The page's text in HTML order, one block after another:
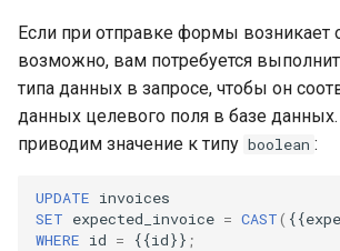
Если при отправке формы возникает
возможно, вам потребуется
типа данных в запросе, чтобы он
данных целевого поля в базе
приводим значение к типу boolean :
UPDATE invoices
SET expected_invoice = CAST( {{
WHERE id = {{id}} ;